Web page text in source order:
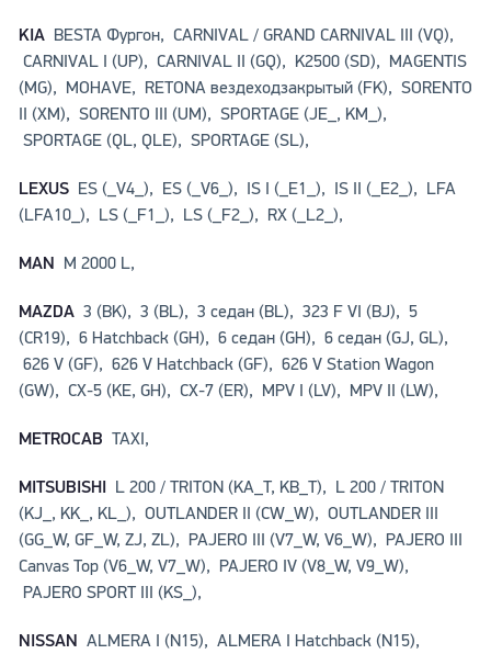
KIABESTA Фургон, CARNIVAL / GRAND CARNIVAL III (VQ),
CARNIVAL I (UP), CARNIVAL II (GQ), K2500 (SD), MAGENTIS
(MG), MOHAVE, RETONA вездеходзакрытый (FK), SORENTO
II (XM), SORENTO III (UM), SPORTAGE (JE_, KM_),
SPORTAGE (QL, QLE), SPORTAGE (SL),
LEXUSES (_V4_), ES (_V6_), IS I (_E1_), IS II (_E2_), LFA
(LFA10_), LS (_F1_), LS (_F2_), RX (_L2_),
MAN M 2000 L,
MAZDA3 (BK), 3 (BL), 3 седан (BL), 323 F VI (BJ), 5
(CR19), 6 Hatchback (GH), 6 седан (GH), 6 седан (GJ, GL),
626 V (GF), 626 V Hatchback (GF), 626 V Station Wagon
(GW), CX-5 (KE, GH), CX-7 (ER), MPV I (LV), MPV II (LW),
METROCAB TAXI,
MITSUBISHIL 200 / TRITON (KA_T, KB_T), L 200 / TRITON
(KJ_, KK_, KL_), OUTLANDER II (CW_W), OUTLANDER III
(GG_W, GF_W, ZJ, ZL), PAJERO III (V7_W, V6_W), PAJERO III
Canvas Top (V6_W, V7_W), PAJERO IV (V8_W, V9_W),
PAJERO SPORT III (KS_),
NISSAN ALMERA I (N15), ALMERA I Hatchback (N15),